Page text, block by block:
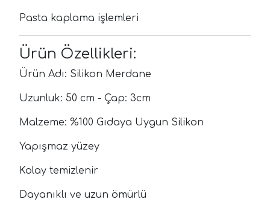
Pasta kaplama işlemleri
Ürün Özellikleri:
Ürün Adı: Silikon Merdane
Uzunluk: 50 cm - Çap: 3cm
Malzeme: %100 Gıdaya Uygun Silikon
Yapışmaz yüzey
Kolay temizlenir
Dayanıklı ve uzun ömürlü